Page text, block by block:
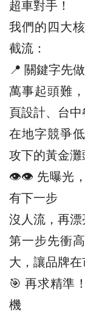
超車對手！
我們的四大
截流：
📍 關鍵字先
萬事起頭難
頁設計、台中
在地字競爭
攻下的黃金灘
👁️‍👁️‍ 先曝光，
有下一步
沒人流，再漂
第一步先衝
大，讓品牌在
🎯 再求精準
機